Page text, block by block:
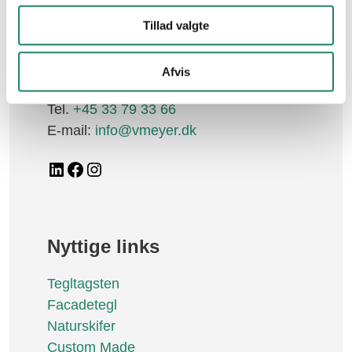
Tillad valgte
Afvis
Betingelser
Vallensbækvej 26-28
CVR. nr.: 21 48 11 30
Tel. +45 33 79 33 66
E-mail: info@vmeyer.dk
LinkedIn
Facebook
Instagram
Nyttige links
Tegltagsten
Facadetegl
Naturskifer
Custom Made